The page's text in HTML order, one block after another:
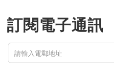
訂閱電子通訊